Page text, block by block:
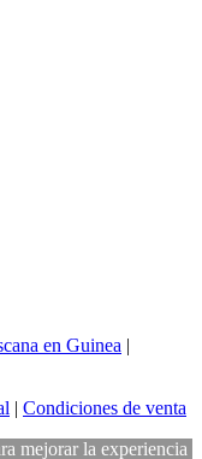
en Guinea |
| Condiciones de venta
mejorar la experiencia